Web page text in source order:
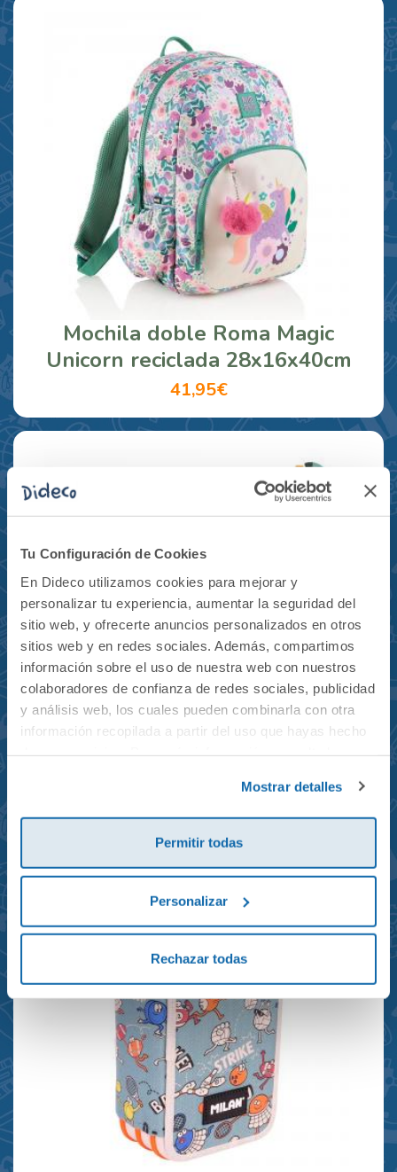
Tu Configuración de Cookies
En Dideco utilizamos cookies para mejorar y
personalizar tu experiencia, aumentar la seguridad del
sitio web, y ofrecerte anuncios personalizados en otros
sitios web y en redes sociales. Además, compartimos
información sobre el uso de nuestra web con nuestros
colaboradores de confianza de redes sociales, publicidad
y análisis web, los cuales pueden combinarla con otra
información recopilada a partir del uso que hayas hecho
Mostrar detalles
Permitir todas
Personalizar
Rechazar todas
Mochila doble Roma Magic
Unicorn reciclada 28x16x40cm
41,95€
reciclada 21x10x28cm
23,95€